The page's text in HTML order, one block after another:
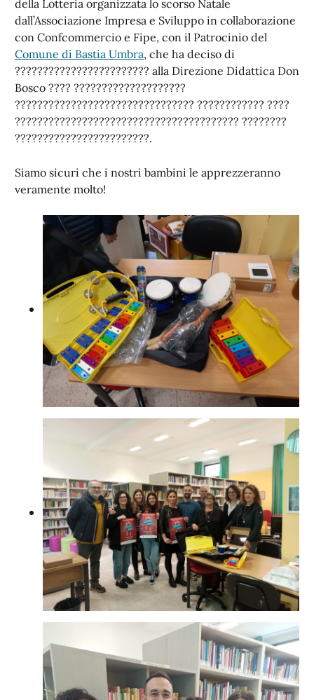
della Lotteria organizzata lo scorso Natale
dall’Associazione Impresa e Sviluppo in collaborazione
con Confcommercio e Fipe, con il Patrocinio del
Comune di Bastia Umbra, che ha deciso di
???????????????????????? alla Direzione Didattica Don
Bosco ???? ????????????????????
???????????????????????????????? ???????????? ????
???????????????????????????????????????? ????????
????????????????????????.
Siamo sicuri che i nostri bambini le apprezzeranno
veramente molto!